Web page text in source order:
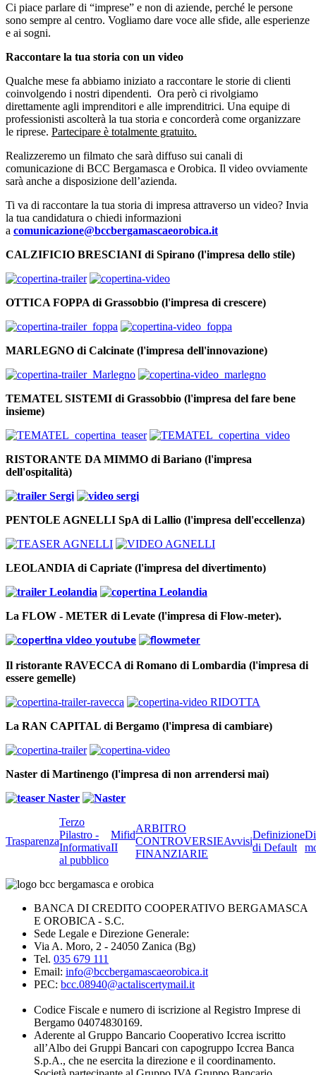
Ci piace parlare di “imprese” e non di aziende, perché le persone
sono sempre al centro. Vogliamo dare voce alle sfide, alle esperienze
e ai sogni.
Raccontare la tua storia con un video
Qualche mese fa abbiamo iniziato a raccontare le storie di clienti
coinvolgendo i nostri dipendenti. Ora però ci rivolgiamo
direttamente agli imprenditori e alle imprenditrici. Una equipe di
professionisti ascolterà la tua storia e concorderà come organizzare
le riprese. Partecipare è totalmente gratuito.
Realizzeremo un filmato che sarà diffuso sui canali di
comunicazione di BCC Bergamasca e Orobica. Il video ovviamente
sarà anche a disposizione dell’azienda.
Ti va di raccontare la tua storia di impresa attraverso un video? Invia
la tua candidatura o chiedi informazioni
a comunicazione@bccbergamascaeorobica.it
CALZIFICIO BRESCIANI di Spirano (l'impresa dello stile)
OTTICA FOPPA di Grassobbio (l'impresa di crescere)
MARLEGNO di Calcinate (l'impresa dell'innovazione)
TEMATEL SISTEMI di Grassobbio (l'impresa del fare bene
insieme)
RISTORANTE DA MIMMO di Bariano (l'impresa
dell'ospitalità)
PENTOLE AGNELLI SpA di Lallio (l'impresa dell'eccellenza)
LEOLANDIA di Capriate (l'impresa del divertimento)
La FLOW - METER di Levate (l'impresa di Flow-meter).
Il ristorante RAVECCA di Romano di Lombardia (l'impresa di
essere gemelle)
La RAN CAPITAL di Bergamo (l'impresa di cambiare)
Naster di Martinengo (l'impresa di non arrendersi mai)
Trasparenza
Terzo
Pilastro -
Informativa
al pubblico
Mifid
II
ARBITRO
CONTROVERSIE
FINANZIARIE
Avvisi
Definizione
di Default
BANCA DI CREDITO COOPERATIVO BERGAMASCA
E OROBICA - S.C.
Sede Legale e Direzione Generale:
Via A. Moro, 2 - 24050 Zanica (Bg)
Tel. 035 679 111
Email: info@bccbergamascaeorobica.it
PEC: bcc.08940@actaliscertymail.it
Codice Fiscale e numero di iscrizione al Registro Imprese di
Bergamo 04074830169.
Aderente al Gruppo Bancario Cooperativo Iccrea iscritto
all’Albo dei Gruppi Bancari con capogruppo Iccrea Banca
S.p.A., che ne esercita la direzione e il coordinamento.